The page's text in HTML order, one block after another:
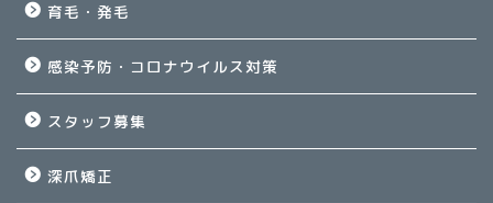
育毛・発毛
感染予防・コロナウイルス対策
スタッフ募集
深爪矯正